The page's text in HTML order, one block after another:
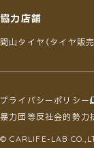
協力店舗
間山タイヤ（タイヤ販売
プライバシーポリシー
暴力団等反社会的勢力
© CARLIFE-LAB